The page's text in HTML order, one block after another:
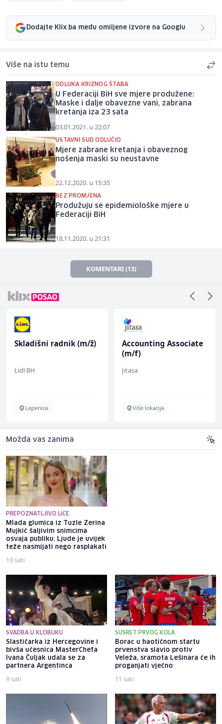
Dodajte Klix.ba među omiljene izvore na Googlu
Više na istu temu
ODLUKA KRIZNOG ŠTABA
U Federaciji BiH sve mjere produžene:
Maske i dalje obavezne vani, zabrana
kretanja iza 23 sata
03.01.2021. u 22:07
USTAVNI SUD ODLUČIO
Mjere zabrane kretanja i obaveznog
nošenja maski su neustavne
22.12.2020. u 15:35
BEZ PROMJENA
Produžuju se epidemiološke mjere u
Federaciji BiH
18.11.2020. u 21:31
KOMENTARI (13)
Skladišni radnik (m/ž)
Lidl BH
Lepenica
Accounting Associate
(m/f)
Jitasa
Više lokacija
Možda vas zanima
PREPOZNATLJIVO LICE
Mlada glumica iz Tuzle Zerina
Mujkić šaljivim snimcima
osvaja publiku: Ljude je uvijek
teže nasmijati nego rasplakati
10 sati
SVADBA U KLOBUKU
Slastičarka iz Hercegovine i
bivša učesnica MasterChefa
Ivana Čuljak udala se za
partnera Argentinca
9 sati
SUSRET PRVOG KOLA
Borac u haotičnom startu
prvenstva slavio protiv
Veleža, sramota Lešinara će ih
proganjati vječno
11 sati